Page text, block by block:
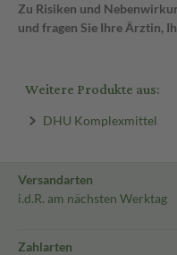
Zu Risiken und
und fragen Sie Ihre Ärztin,
Weitere Produkte aus:
DHU Komplexmittel
Versandarten
i.d.R. am nächsten Werktag
Zahlarten